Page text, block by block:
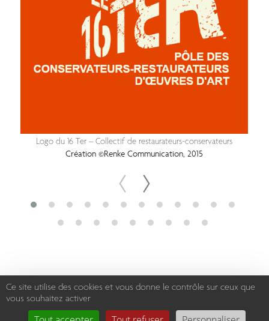
Ce site utilise des cookies et vous donne le contrôle sur ceux que
vous souhaitez activer
Logo du 16 Ter – Collectif de restaurateurs-conservateurs
Création ©Renke Communication, 2015
2004-2026 – Renke Communication, studio graphique à Nantes